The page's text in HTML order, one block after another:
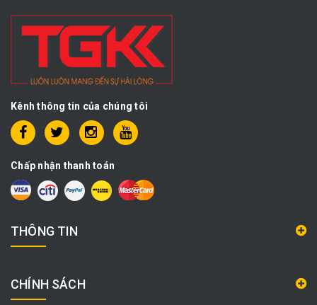
Kênh thông tin của chúng tôi
Chấp nhận thanh toán
THÔNG TIN
CHÍNH SÁCH